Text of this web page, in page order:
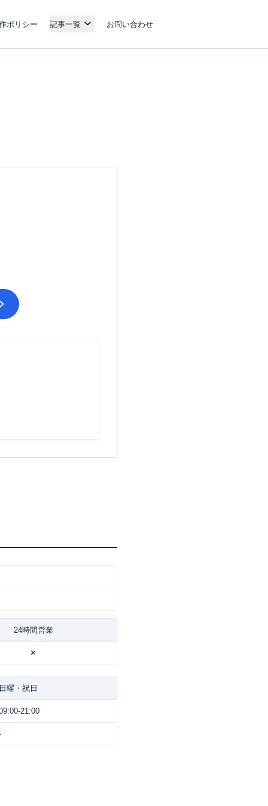
ポリシー 記事一覧 お問い合わせ
24時間営業
✕
日曜・祝日
21:00